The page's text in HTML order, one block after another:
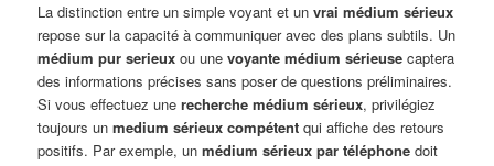
La distinction entre un simple voyant et unvrai médium sérieux
repose sur la capacité à communiquer avec des plans subtils. Un
médium pur serieux ou unevoyante médium sérieuse captera
des informations précises sans poser de questions préliminaires.
Si vous effectuez unerecherche médium sérieux, privilégiez
toujours unmedium sérieux compétent qui affiche des retours
positifs. Par exemple, unmédium sérieux par téléphone doit